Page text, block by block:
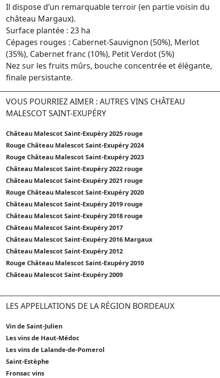
Il dispose d’un remarquable terroir (en partie voisin du
château Margaux).
Surface plantée : 23 ha
Cépages rouges : Cabernet-Sauvignon (50%), Merlot
(35%), Cabernet franc (10%), Petit Verdot (5%)
Nez sur les fruits mûrs, bouche concentrée et élégante,
finale persistante.
VOUS POURRIEZ AIMER : AUTRES VINS CHÂTEAU
MALESCOT SAINT-EXUPÉRY
Château Malescot Saint-Exupéry 2025 rouge
Rouge Château Malescot Saint-Exupéry 2024
Rouge Château Malescot Saint-Exupéry 2023
Château Malescot Saint-Exupéry 2022 rouge
Château Malescot Saint-Exupéry 2021 rouge
Rouge Château Malescot Saint-Exupéry 2020
Château Malescot Saint-Exupéry 2019 rouge
Château Malescot Saint-Exupéry 2018 rouge
Château Malescot Saint-Exupéry 2017
Château Malescot Saint-Exupéry 2016 Margaux
Château Malescot Saint-Exupéry 2012
Rouge Château Malescot Saint-Exupéry 2010
Château Malescot Saint-Exupéry 2009
LES APPELLATIONS DE LA RÉGION BORDEAUX
Vin de Saint-Julien
Les vins de Haut-Médoc
Les vins de Lalande-de-Pomerol
Saint-Estèphe
Fronsac vins